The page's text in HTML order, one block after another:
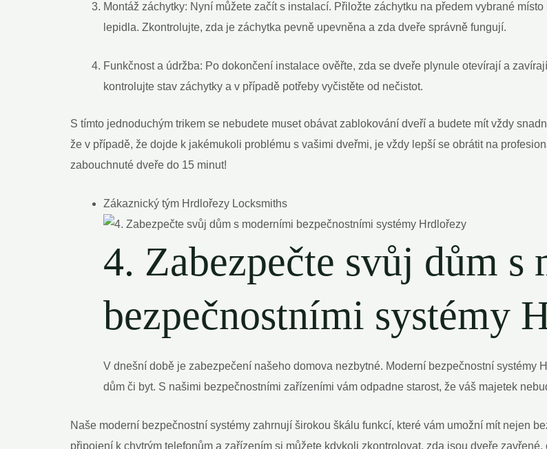
Montáž záchytky: Nyní můžete začít s instalací. Přiložte záchytku na předem vybrané
lepidla. Zkontrolujte, zda je záchytka pevně upevněna a zda dveře správně fungují.
Funkčnost a údržba: Po dokončení instalace ověřte, zda se dveře plynule otevírají a
kontrolujte stav záchytky a v případě potřeby vyčistěte od nečistot.
S tímto jednoduchým trikem se nebudete muset obávat zablokování dveří a budete mít vždy
že v případě, že dojde k jakémukoli problému s vašimi dveřmi, je vždy lepší se obrátit na
zabouchnuté dveře do 15 minut!
Zákaznický tým Hrdlořezy Locksmiths
4. Zabezpečte svůj dům s
bezpečnostními systémy
V dnešní době je zabezpečení našeho domova nezbytné. Moderní bezpečnostní systémy
dům či byt. S našimi bezpečnostními zařízeními vám odpadne starost, že váš majetek
Naše moderní bezpečnostní systémy zahrnují širokou škálu funkcí, které vám umožní mít nejen
připojení k chytrým telefonům a zařízením si můžete kdykoli zkontrolovat, zda jsou dveře